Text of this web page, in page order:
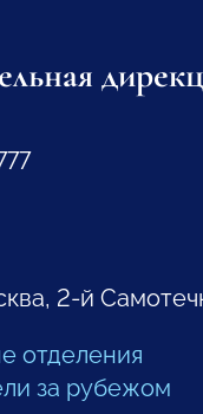
2-й
отделения
за рубежом